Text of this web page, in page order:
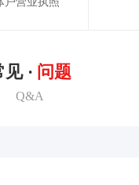
见 · 问题
Q&A